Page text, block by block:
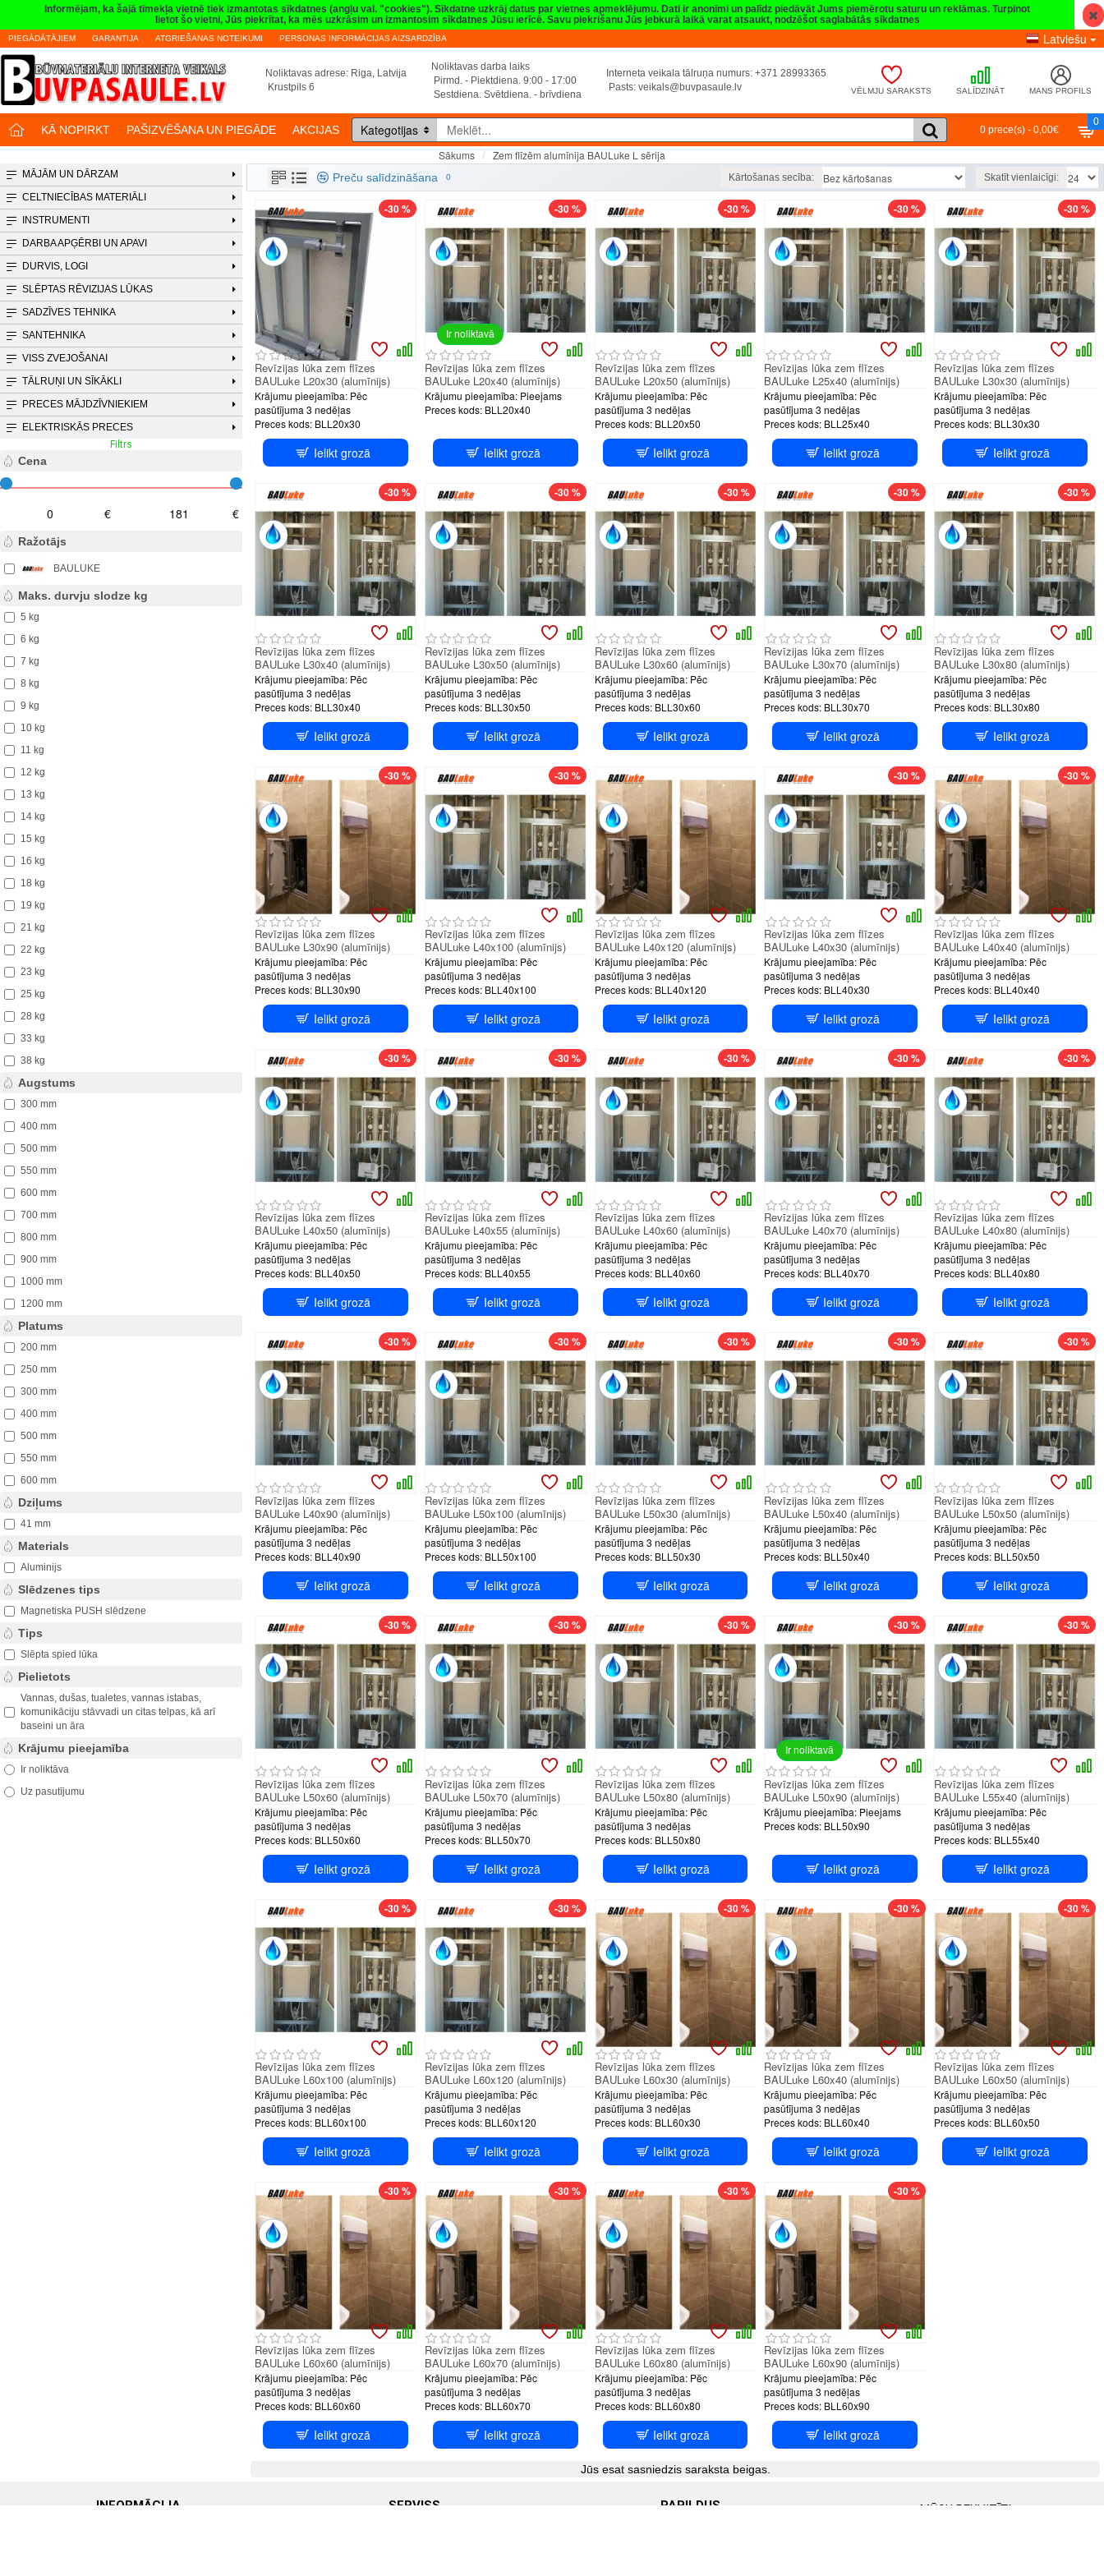
Informējam, ka šajā tīmekļa vietnē tiek izmantotas sīkdatnes (angļu val. "cookies"). Sīkdatne uzkrāj datus par vietnes apmeklējumu. Dati ir anonīmi un palīdz piedāvāt Jums piemērotu saturu un reklāmas. Turpinot
lietot šo vietni, Jūs piekrītat, ka mēs uzkrāsim un izmantosim sīkdatnes Jūsu ierīcē. Savu piekrišanu Jūs jebkurā laikā varat atsaukt, nodzēšot saglabātās sīkdatnes
PIEGĀDĀTĀJIEM GARANTIJA ATGRIEŠANAS NOTEIKUMI PERSONAS INFORMĀCIJAS AIZSARDZĪBA Latviešu
Noliktavas adrese: Riga, Latvija
Krustpils 6
Noliktavas darba laiks
Pirmd. - Piektdiena. 9:00 - 17:00
Sestdiena. Svētdiena. - brīvdiena
Interneta veikala tālruņa numurs: +371 28993365
Pasts: veikals@buvpasaule.lv VĒLMJU SARAKSTS SALĪDZINĀT MANS PROFILS
KĀ NOPIRKT PAŠIZVĒŠANA UN PIEGĀDE AKCIJAS Kategotijas 0 prece(s) - 0,00€
0
Sākums Zem flīzēm alumīnija BAULuke L sērija
MĀJĀM UN DĀRZAM
CELTNIECĪBAS MATERIĀLI
INSTRUMENTI
DARBA APĢĒRBI UN APAVI
DURVIS, LOGI
SLĒPTAS RĒVIZIJAS LŪKAS
SADZĪVES TEHNIKA
SANTEHNIKA
VISS ZVEJOŠANAI
TĀLRUŅI UN SĪKĀKLI
PRECES MĀJDZĪVNIEKIEM
ELEKTRISKĀS PRECES
Filtrs
Cena
€ €
Ražotājs
BAULUKE
Maks. durvju slodze kg
5 kg
6 kg
7 kg
8 kg
9 kg
10 kg
11 kg
12 kg
13 kg
14 kg
15 kg
16 kg
18 kg
19 kg
21 kg
22 kg
23 kg
25 kg
28 kg
33 kg
38 kg
Augstums
300 mm
400 mm
500 mm
550 mm
600 mm
700 mm
800 mm
900 mm
1000 mm
1200 mm
Platums
200 mm
250 mm
300 mm
400 mm
500 mm
550 mm
600 mm
Dziļums
41 mm
Materials
Aluminijs
Slēdzenes tips
Magnetiska PUSH slēdzene
Tips
Slēpta spied lūka
Pielietots
Vannas, dušas, tualetes, vannas istabas,
komunikāciju stāvvadi un citas telpas, kā arī
baseini un āra
Krājumu pieejamība
Ir noliktāva
Uz pasutījumu
Preču salīdzināšana 0 Kārtošanas secība: Skatīt vienlaicīgi:
PUSH system
-30 %
Krājumu pieejamība: Pēc
pasūtījuma 3 nedēļas
Preces kods: BLL20x30
Revīzijas lūka zem flīzes
BAULuke L20x30 (alumīnijs)
Ielikt grozā
Ir noliktavā
-30 %
Krājumu pieejamība: Pieejams
Preces kods: BLL20x40
Revīzijas lūka zem flīzes
BAULuke L20x40 (alumīnijs)
Ielikt grozā
PUSH system
-30 %
Krājumu pieejamība: Pēc
pasūtījuma 3 nedēļas
Preces kods: BLL20x50
Revīzijas lūka zem flīzes
BAULuke L20x50 (alumīnijs)
Ielikt grozā
PUSH system
-30 %
Krājumu pieejamība: Pēc
pasūtījuma 3 nedēļas
Preces kods: BLL25x40
Revīzijas lūka zem flīzes
BAULuke L25x40 (alumīnijs)
Ielikt grozā
PUSH system
-30 %
Krājumu pieejamība: Pēc
pasūtījuma 3 nedēļas
Preces kods: BLL30x30
Revīzijas lūka zem flīzes
BAULuke L30x30 (alumīnijs)
Ielikt grozā
PUSH system
-30 %
Krājumu pieejamība: Pēc
pasūtījuma 3 nedēļas
Preces kods: BLL30x40
Revīzijas lūka zem flīzes
BAULuke L30x40 (alumīnijs)
Ielikt grozā
PUSH system
-30 %
Krājumu pieejamība: Pēc
pasūtījuma 3 nedēļas
Preces kods: BLL30x50
Revīzijas lūka zem flīzes
BAULuke L30x50 (alumīnijs)
Ielikt grozā
PUSH system
-30 %
Krājumu pieejamība: Pēc
pasūtījuma 3 nedēļas
Preces kods: BLL30x60
Revīzijas lūka zem flīzes
BAULuke L30x60 (alumīnijs)
Ielikt grozā
PUSH system
-30 %
Krājumu pieejamība: Pēc
pasūtījuma 3 nedēļas
Preces kods: BLL30x70
Revīzijas lūka zem flīzes
BAULuke L30x70 (alumīnijs)
Ielikt grozā
PUSH system
-30 %
Krājumu pieejamība: Pēc
pasūtījuma 3 nedēļas
Preces kods: BLL30x80
Revīzijas lūka zem flīzes
BAULuke L30x80 (alumīnijs)
Ielikt grozā
PUSH system
-30 %
Krājumu pieejamība: Pēc
pasūtījuma 3 nedēļas
Preces kods: BLL30x90
Revīzijas lūka zem flīzes
BAULuke L30x90 (alumīnijs)
Ielikt grozā
PUSH system
-30 %
Krājumu pieejamība: Pēc
pasūtījuma 3 nedēļas
Preces kods: BLL40x100
Revīzijas lūka zem flīzes
BAULuke L40x100 (alumīnijs)
Ielikt grozā
PUSH system
Krājumu pieejamība: Pēc
pasūtījuma 3 nedēļas
Preces kods: BLL40x120
Revīzijas lūka zem flīzes
BAULuke L40x120 (alumīnijs)
Ielikt grozā
PUSH system
-30 %
Krājumu pieejamība: Pēc
pasūtījuma 3 nedēļas
Preces kods: BLL40x30
Revīzijas lūka zem flīzes
BAULuke L40x30 (alumīnijs)
Ielikt grozā
PUSH system
-30 %
Krājumu pieejamība: Pēc
pasūtījuma 3 nedēļas
Preces kods: BLL40x40
Revīzijas lūka zem flīzes
BAULuke L40x40 (alumīnijs)
Ielikt grozā
PUSH system
-30 %
Krājumu pieejamība: Pēc
pasūtījuma 3 nedēļas
Preces kods: BLL40x50
Revīzijas lūka zem flīzes
BAULuke L40x50 (alumīnijs)
Ielikt grozā
PUSH system
-30 %
Krājumu pieejamība: Pēc
pasūtījuma 3 nedēļas
Preces kods: BLL40x55
Revīzijas lūka zem flīzes
BAULuke L40x55 (alumīnijs)
Ielikt grozā
PUSH system
-30 %
Krājumu pieejamība: Pēc
pasūtījuma 3 nedēļas
Preces kods: BLL40x60
Revīzijas lūka zem flīzes
BAULuke L40x60 (alumīnijs)
Ielikt grozā
PUSH system
-30 %
Krājumu pieejamība: Pēc
pasūtījuma 3 nedēļas
Preces kods: BLL40x70
Revīzijas lūka zem flīzes
BAULuke L40x70 (alumīnijs)
Ielikt grozā
PUSH system
-30 %
Krājumu pieejamība: Pēc
pasūtījuma 3 nedēļas
Preces kods: BLL40x80
Revīzijas lūka zem flīzes
BAULuke L40x80 (alumīnijs)
Ielikt grozā
PUSH system
-30 %
Krājumu pieejamība: Pēc
pasūtījuma 3 nedēļas
Preces kods: BLL40x90
Revīzijas lūka zem flīzes
BAULuke L40x90 (alumīnijs)
Ielikt grozā
PUSH system
-30 %
Krājumu pieejamība: Pēc
pasūtījuma 3 nedēļas
Preces kods: BLL50x100
Revīzijas lūka zem flīzes
BAULuke L50x100 (alumīnijs)
Ielikt grozā
PUSH system
-30 %
Krājumu pieejamība: Pēc
pasūtījuma 3 nedēļas
Preces kods: BLL50x30
Revīzijas lūka zem flīzes
BAULuke L50x30 (alumīnijs)
Ielikt grozā
PUSH system
-30 %
Krājumu pieejamība: Pēc
pasūtījuma 3 nedēļas
Preces kods: BLL50x40
Revīzijas lūka zem flīzes
BAULuke L50x40 (alumīnijs)
Ielikt grozā
PUSH system
-30 %
Krājumu pieejamība: Pēc
pasūtījuma 3 nedēļas
Preces kods: BLL50x50
Revīzijas lūka zem flīzes
BAULuke L50x50 (alumīnijs)
Ielikt grozā
PUSH system
-30 %
Krājumu pieejamība: Pēc
pasūtījuma 3 nedēļas
Preces kods: BLL50x60
Revīzijas lūka zem flīzes
BAULuke L50x60 (alumīnijs)
Ielikt grozā
PUSH system
-30 %
Krājumu pieejamība: Pēc
pasūtījuma 3 nedēļas
Preces kods: BLL50x70
Revīzijas lūka zem flīzes
BAULuke L50x70 (alumīnijs)
Ielikt grozā
PUSH system
-30 %
Krājumu pieejamība: Pēc
pasūtījuma 3 nedēļas
Preces kods: BLL50x80
Revīzijas lūka zem flīzes
BAULuke L50x80 (alumīnijs)
Ielikt grozā
PUSH system
Ir noliktavā
-30 %
Krājumu pieejamība: Pieejams
Preces kods: BLL50x90
Revīzijas lūka zem flīzes
BAULuke L50x90 (alumīnijs)
Ielikt grozā
PUSH system
-30 %
Krājumu pieejamība: Pēc
pasūtījuma 3 nedēļas
Preces kods: BLL55x40
Revīzijas lūka zem flīzes
BAULuke L55x40 (alumīnijs)
Ielikt grozā
PUSH system
-30 %
Krājumu pieejamība: Pēc
pasūtījuma 3 nedēļas
Preces kods: BLL60x100
Revīzijas lūka zem flīzes
BAULuke L60x100 (alumīnijs)
Ielikt grozā
PUSH system
-30 %
Krājumu pieejamība: Pēc
pasūtījuma 3 nedēļas
Preces kods: BLL60x120
Revīzijas lūka zem flīzes
BAULuke L60x120 (alumīnijs)
Ielikt grozā
PUSH system
-30 %
Krājumu pieejamība: Pēc
pasūtījuma 3 nedēļas
Preces kods: BLL60x30
Revīzijas lūka zem flīzes
BAULuke L60x30 (alumīnijs)
Ielikt grozā
PUSH system
-30 %
Krājumu pieejamība: Pēc
pasūtījuma 3 nedēļas
Preces kods: BLL60x40
Revīzijas lūka zem flīzes
BAULuke L60x40 (alumīnijs)
Ielikt grozā
PUSH system
-30 %
Krājumu pieejamība: Pēc
pasūtījuma 3 nedēļas
Preces kods: BLL60x50
Revīzijas lūka zem flīzes
BAULuke L60x50 (alumīnijs)
Ielikt grozā
PUSH system
-30 %
Krājumu pieejamība: Pēc
pasūtījuma 3 nedēļas
Preces kods: BLL60x60
Revīzijas lūka zem flīzes
BAULuke L60x60 (alumīnijs)
Ielikt grozā
PUSH system
-30 %
Krājumu pieejamība: Pēc
pasūtījuma 3 nedēļas
Preces kods: BLL60x70
Revīzijas lūka zem flīzes
BAULuke L60x70 (alumīnijs)
Ielikt grozā
PUSH system
-30 %
Krājumu pieejamība: Pēc
pasūtījuma 3 nedēļas
Preces kods: BLL60x80
Revīzijas lūka zem flīzes
BAULuke L60x80 (alumīnijs)
Ielikt grozā
PUSH system
-30 %
Krājumu pieejamība: Pēc
pasūtījuma 3 nedēļas
Preces kods: BLL60x90
Revīzijas lūka zem flīzes
BAULuke L60x90 (alumīnijs)
Ielikt grozā
Jūs esat sasniedzis saraksta beigas.
INFORMĀCIJA SERVISS PAPILDUS MŪSU REKVIZĪTI